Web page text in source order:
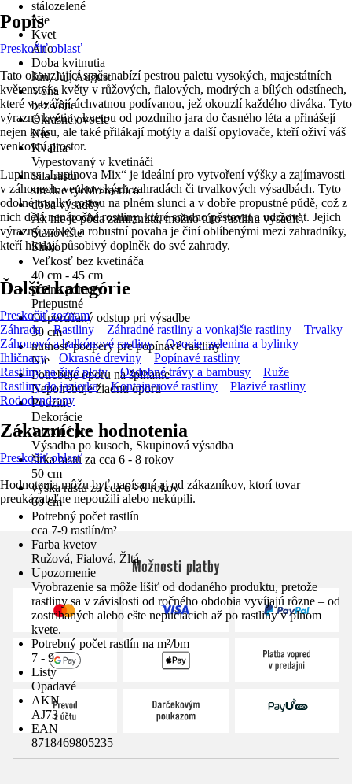
stálozelené
Nie
Kvet
Áno
Doba kvitnutia
Jún, Júl, August
Vôňa
bez vône
Okrasné ovocie
Nie
Kvalita
Vypestovaný v kvetináči
Sila rastu
stredne rýchlo rastúca
doba výsadby
Ak nie je pôda zamrznutá, možno túto rastlinu vysadiť.
Stanovište
Slnko
Veľkosť bez kvetináča
40 cm - 45 cm
pôdne pomery
Priepustné
Odporúčaný odstup pri výsadbe
30 cm
nutnosť podpery pre popínavé rastliny
Nie
Potrebuje oporu na šplhanie
Nepotrebuje žiadnu oporu
Použitie
Dekorácie
Vhodné pre
Výsadba po kusoch, Skupinová výsadba
šírka rastu za cca 6 - 8 rokov
50 cm
výška rastu za cca 6 - 8 rokov
60 cm
Potrebný počet rastlín
cca 7-9 rastlín/m²
Farba kvetov
Ružová, Fialová, Žltá
Upozornenie
Vyobrazenie sa môže líšiť od dodaného produktu, pretože
rastliny sa v závislosti od ročného obdobia vyvíjajú rôzne – od
zostrihaných alebo ešte nepučiacich až po rastliny v plnom
kvete.
Potrebný počet rastlín na m²/bm
7 - 9
Listy
Opadavé
AKN
AJ73
EAN
8718469805235
Popis
Preskočiť oblasť
Tato okouzlující směs nabízí pestrou paletu vysokých, majestátních
květenství s květy v růžových, fialových, modrých a bílých odstínech,
které vytvářejí úchvatnou podívanou, jež okouzlí každého diváka. Tyto
výrazné květiny kvetou od pozdního jara do časného léta a přinášejí
nejen krásu, ale také přilákají motýly a další opylovače, kteří oživí váš
venkovní prostor.
Lupinus „Lupinova Mix“ je ideální pro vytvoření výšky a zajímavosti
v záhonech, venkovských zahradách či trvalkových výsadbách. Tyto
odolné trvalky rostou na plném slunci a v dobře propustné půdě, což z
nich dělá nenáročné rostliny, které snadno pěstovat a udržovat. Jejich
výrazný vzhled a robustní povaha je činí oblíbenými mezi zahradníky,
kteří hledají působivý doplněk do své zahrady.
Ďalšie kategórie
Preskočiť zoznam
Záhrada
Rastliny Záhradné rastliny a vonkajšie rastliny
Trvalky
Záhonové a balkónové rastliny
Ovocie, zelenina a bylinky
Ihličnany
Okrasné dreviny
Popínavé rastliny
Rastliny na živé ploty
Ozdobné trávy a bambusy
Ruže
Rastliny do jazierka
Kontajnerové rastliny
Plazivé rastliny
Rododendrony
Zákaznícke hodnotenia
Preskočiť oblasť
Hodnotenia môžu byť napísané aj od zákazníkov, ktorí tovar
preukázateľne nepoužili alebo nekúpili.
Možnosti platby